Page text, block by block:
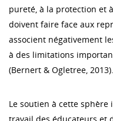
pureté, à la protection et
doivent faire face aux
associent négativement
à des limitations
(Bernert & Ogletree, 2013).
Le soutien à cette